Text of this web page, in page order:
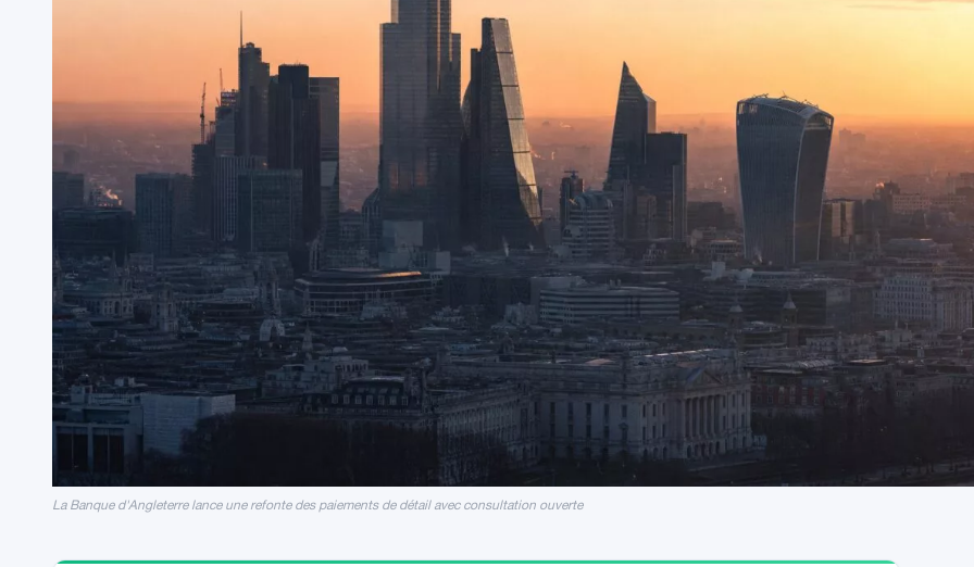
La Banque d'Angleterre lance une refonte des paiements de détail avec consultation ouverte